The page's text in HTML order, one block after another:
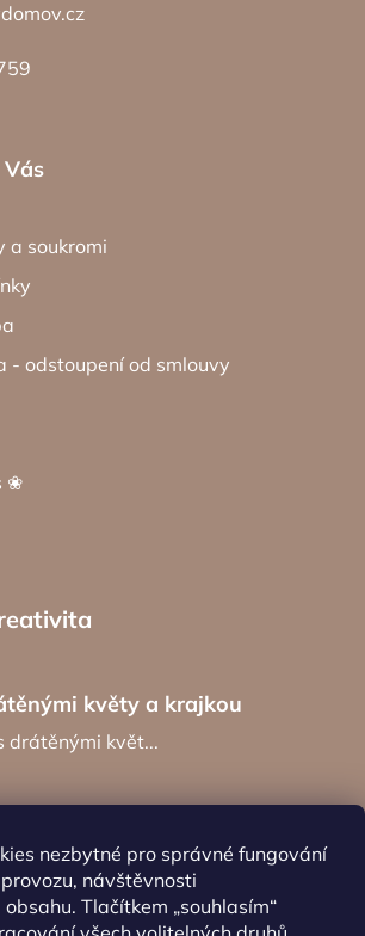
nezbytné pro správné fungování
návštěvnosti
Tlačítkem „souhlasím“
a soukromi
- odstoupení od smlouvy
❀
květy a krajkou
drátěnými květ...
záložky do kní...